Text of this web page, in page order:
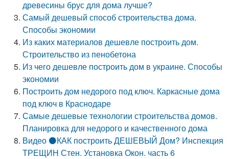
древесины брус для дома лучше?
Самый дешевый способ строительства дома.
Способы экономии
Из каких материалов дешевле построить дом.
Строительство из пенобетона
Из чего дешевле построить дом в украине. Способы
экономии
Построить дом недорого под ключ. Каркасные дома
под ключ в Краснодаре
Самые дешевые технологии строительства домов.
Планировка для недорого и качественного дома
Видео ⚫КАК построить ДЕШЕВЫЙ Дом? Инспекция
ТРЕЩИН Стен. Установка Окон. часть 6